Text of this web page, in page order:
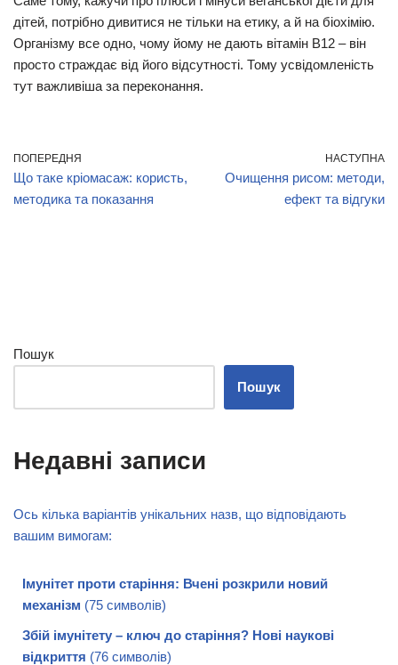
дітей, потрібно дивитися не тільки на етику, а й на біохімію.
Організму все одно, чому йому не дають вітамін B12 – він
просто страждає від його відсутності. Тому усвідомленість
тут важливіша за переконання.
ПОПЕРЕДНЯ
Що таке кріомасаж: користь,
методика та показання
НАСТУПНА
Очищення рисом: методи,
ефект та відгуки
Пошук
Пошук
Недавні записи
Ось кілька варіантів унікальних назв, що відповідають
вашим вимогам:
Імунітет проти старіння: Вчені розкрили новий
механізм (75 символів)
Збій імунітету – ключ до старіння? Нові наукові
відкриття (76 символів)